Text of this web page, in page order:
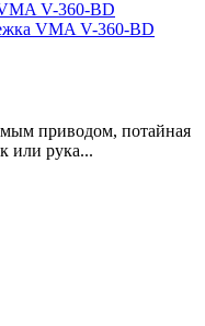
VMA V-360-BD
приводом, потайная
или рука...